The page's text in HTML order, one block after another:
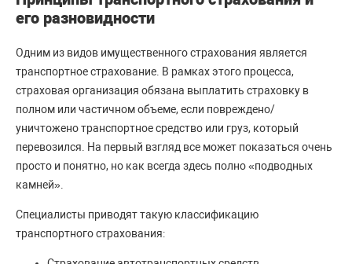
его разновидности
Одним из видов имущественного страхования является
транспортное страхование. В рамках этого процесса,
страховая организация обязана выплатить страховку в
полном или частичном объеме, если повреждено/
уничтожено транспортное средство или груз, который
перевозился. На первый взгляд все может показаться очень
просто и понятно, но как всегда здесь полно «подводных
камней».
Специалисты приводят такую классификацию
транспортного страхования: